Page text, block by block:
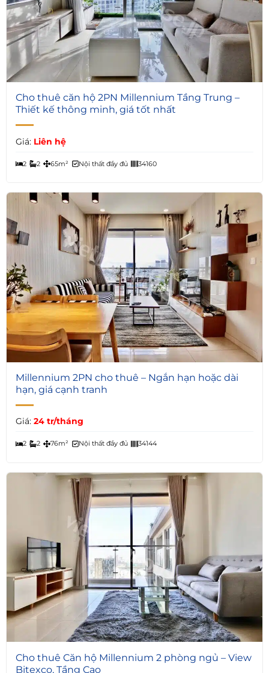
6
Cho thuê căn hộ 2PN Millennium Tầng Trung –
Thiết kế thông minh, giá tốt nhất
Giá: Liên hệ
2 2 65m² Nội thất đầy đủ 34160
6
Millennium 2PN cho thuê – Ngắn hạn hoặc dài
hạn, giá cạnh tranh
Giá: 24 tr/tháng
2 2 76m² Nội thất đầy đủ 34144
7
Cho thuê Căn hộ Millennium 2 phòng ngủ – View
Bitexco, Tầng Cao